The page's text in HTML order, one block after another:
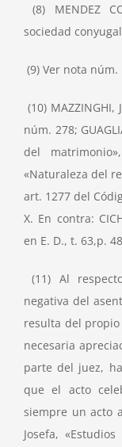
(8) MENDEZ
sociedad
(9) Ver nota núm.
(10)
núm. 278;
del
«Naturaleza del
art. 1277 del
X. En contra:
en E. D., t. 63,p.
(11) Al
negativa del
resulta del
necesaria
parte del juez,
que el acto
siempre un acto
Josefa,